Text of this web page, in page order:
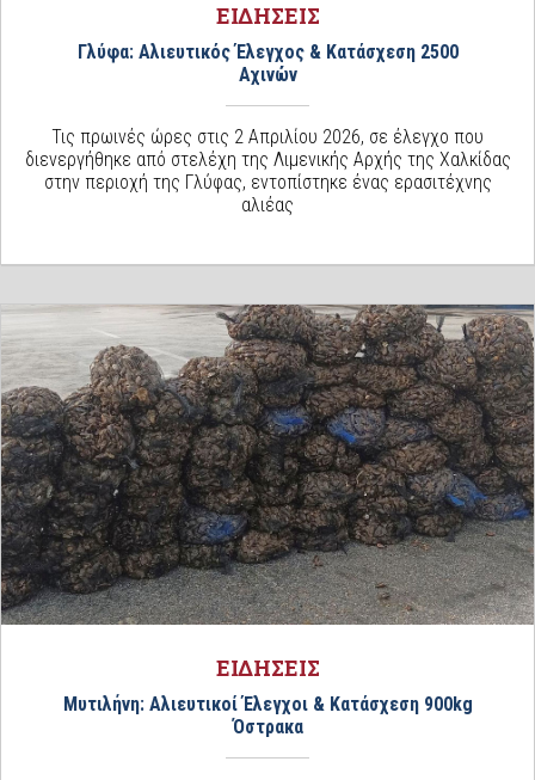
ΕΙΔΗΣΕΙΣ
Γλύφα: Αλιευτικός Έλεγχος & Κατάσχεση 2500
Αχινών
Τις πρωινές ώρες στις 2 Απριλίου 2026, σε έλεγχο που
διενεργήθηκε από στελέχη της Λιμενικής Αρχής της Χαλκίδας
στην περιοχή της Γλύφας, εντοπίστηκε ένας ερασιτέχνης
αλιέας
ΕΙΔΗΣΕΙΣ
Μυτιλήνη: Αλιευτικοί Έλεγχοι & Κατάσχεση 900kg
Όστρακα